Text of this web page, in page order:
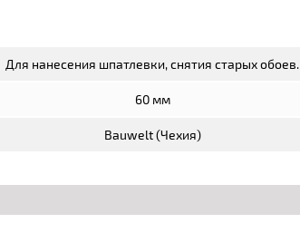
Для нанесения шпатлевки, снятия старых обоев.
60 мм
Bauwelt (Чехия)